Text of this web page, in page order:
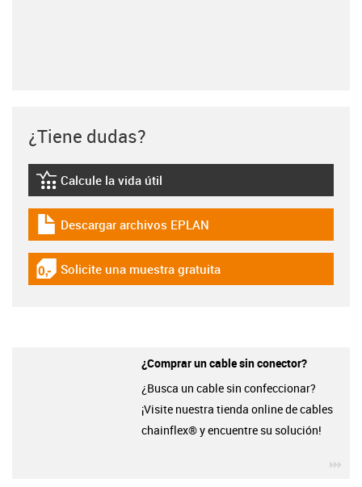
¿Tiene dudas?
igus-icon-lebensdauerrechner
Calcule la vida útil
igus-icon-download-plan
Descargar archivos EPLAN
igus-icon-gratismuster
Solicite una muestra gratuita
¿Comprar un cable sin conector?
¿Busca un cable sin confeccionar?
¡Visite nuestra tienda online de cables
chainflex® y encuentre su solución!